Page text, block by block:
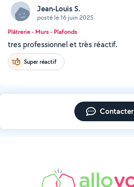
Jean-Louis S.
posté le 16 juin 2025
Plâtrerie - Murs - Plafonds
tres professionnel et très réactif.
Super réactif
Contacter